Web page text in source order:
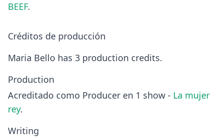
BEEF.
Créditos de producción
Maria Bello has 3 production credits.
Production
Acreditado como Producer en 1 show - La mujer
rey.
Writing